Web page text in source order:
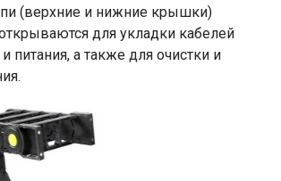
(верхние и нижние крышки)
для укладки кабелей
питания, а также для очистки и